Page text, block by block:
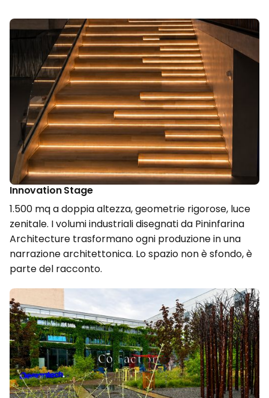
Innovation Stage
1.500 mq a doppia altezza, geometrie rigorose, luce
zenitale. I volumi industriali disegnati da Pininfarina
Architecture trasformano ogni produzione in una
narrazione architettonica. Lo spazio non è sfondo, è
parte del racconto.